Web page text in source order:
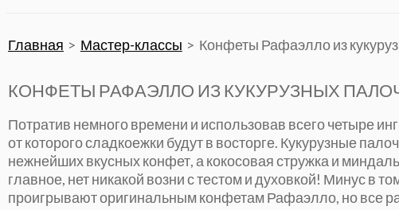
Главная Мастер-классы Конфеты Рафаэлло из
КОНФЕТЫ РАФАЭЛЛО ИЗ КУКУРУЗНЫХ
Потратив немного времени и использовав всего четыре
от которого сладкоежки будут в восторге. Кукурузные
нежнейших вкусных конфет, а кокосовая стружка и
главное, нет никакой возни с тестом и духовкой! Минус в
проигрывают оригинальным конфетам Рафаэлло, но все